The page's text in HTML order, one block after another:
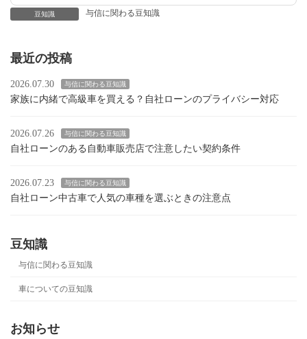
豆知識 与信に関わる豆知識
最近の投稿
2026.07.30 与信に関わる豆知識
家族に内緒で高級車を買える？自社ローンのプライバシー対応
2026.07.26 与信に関わる豆知識
自社ローンのある自動車販売店で注意したい契約条件
2026.07.23 与信に関わる豆知識
自社ローン中古車で人気の車種を選ぶときの注意点
豆知識
与信に関わる豆知識
車についての豆知識
お知らせ